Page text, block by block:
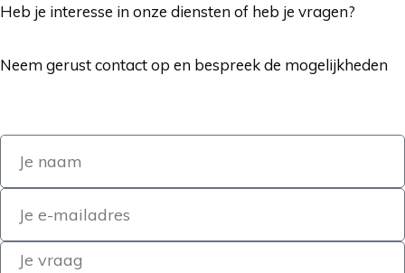
Heb je interesse in onze diensten of heb je vragen?
Neem gerust contact op en bespreek de mogelijkheden